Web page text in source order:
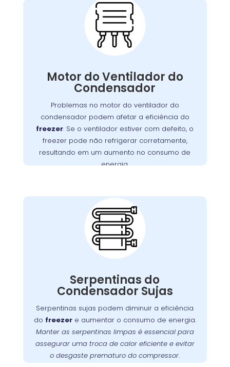
Motor do Ventilador do
Condensador
Problemas no motor do ventilador do
condensador podem afetar a eficiência do
freezer. Se o ventilador estiver com defeito, o
freezer pode não refrigerar corretamente,
resultando em um aumento no consumo de
energia.
Problemas com o Motor do
Ventilador do
Condensador:
O motor do ventilador do condensador
do calor gerado pelo
freezer
.
Se o ventilador
não operar corretamente, o freezer pode ter
maior consumo de energia e desgaste do
motor
. A
Wandertec
no Tarumã realiza
inspeções minuciosas e substituições de
motores defeituosos, assegurando que seu
freezer
funcione perfeitamente.
Serpentinas do
Condensador Sujas
Serpentinas sujas podem diminuir a eficiência
do freezere aumentar o consumo de energia.
Manter as serpentinas limpas é essencial para
assegurar uma troca de calor eficiente e evitar
o desgaste prematuro do compressor.
Importância da Limpeza
das Serpentinas do
Condensador no Tarumã
Com o tempo, as serpentinas do condensador
podem acumular sujeira e poeira, o que pode
essas serpentinas limpas é fundamental para
assegurar uma troca de calor eficaz e prevenir
o desgaste prematuro do compressor
. A
Wandertec
oferece serviços especializados
de limpeza e manutenção preventiva para
garantir que seu
freezer
funcione sempre em
condições ideais.